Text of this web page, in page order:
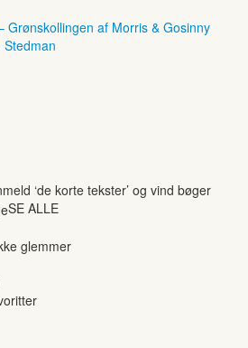
Grønskollingen af Morris & Gosinny
‘de korte tekster’ og vind bøger
SE ALLE
glemmer